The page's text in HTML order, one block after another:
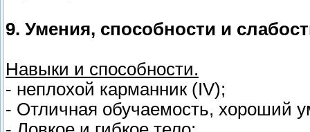
9. Умения, способности и
Навыки и способности.
- неплохой карманник (IV);
- Отличная обучаемость, хороший